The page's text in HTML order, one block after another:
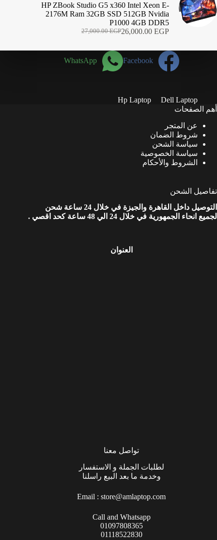
HP ZBook Studio G5 x360 Intel Xeon E-
2176M Ram 32GB SSD 512GB Nvidia
P1000 4GB DDR5
27,000.00EGP
السعر
هو:
27,000.00 EGP.
26,000.00 EGP
السعر
هو:
26,000.00 EGP.Facebook
WhatsApp
Dell Laptop
Hp Laptop
أهم الصفحات
عن المتجر
شروط الضمان
سياسة الشحن
سياسة الخصوصية
الشروط والأحكام
تفاصيل الشحن
التوصيل داخل القاهرة والجيزة في خلال 24 ساعة شحن
لجميع انحاء الجمهورية في خلال 24 الي 48 ساعة كحد اقصي .
العنوان
تواصل معنا
لطلبات الجملة و الاستفسار
وخدمة ما بعد البيع راسلنا
Email :store@amlaptop.com
Call and Whatsapp
01097808365
01118522830